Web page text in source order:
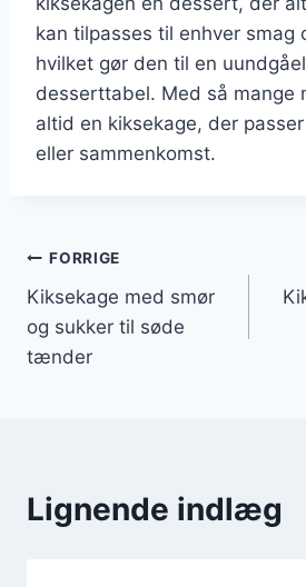
kan tilpasses til enhver smag
hvilket gør den til en
desserttabel. Med så mange
altid en kiksekage, der
eller sammenkomst.
Indlægsnavigation
FORRIGE
Kiksekage med smør
og sukker til søde
tænder
Lignende indlæg